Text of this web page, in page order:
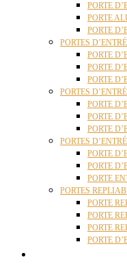
PORTE
PORTE
PORTE
PORTES
PORTE
PORTE
PORTE
PORTES
PORTE
PORTE
PORTE
PORTES
PORTE
PORTE
PORTE
PORTES
PORTE
PORTE
PORTE
PORTE